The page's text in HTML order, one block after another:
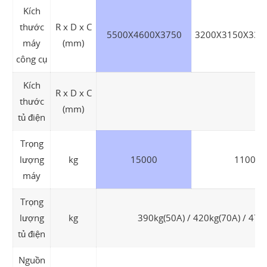
Kích
thước
máy
công cụ
R x D x C
(mm)
5500X4600X3750
Kích
thước
tủ điện
R x D x C
(mm)
Trọng
lượng
máy
kg 15000 11000
Trọng
lượng
tủ điện
kg 390kg(50A) / 420kg(70A) /
Nguồn